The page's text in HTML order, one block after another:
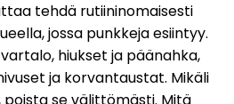
tehdä rutiininomaisesti
jossa punkkeja esiintyy.
hiukset ja päänahka,
ja korvantaustat. Mikäli